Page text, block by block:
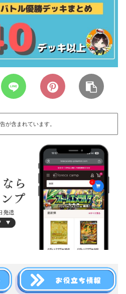
が含まれています。